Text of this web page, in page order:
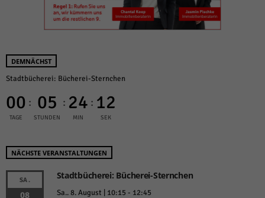
DEMNÄCHST
Stadtbücherei: Bücherei-Sternchen
00
TAGE
: 05
STUNDEN
: 24
MIN
: 12
SEK
NÄCHSTE VERANSTALTUNGEN
SA.
08
Stadtbücherei: Bücherei-Sternchen
Sa.. 8. August | 10:15 - 12:45